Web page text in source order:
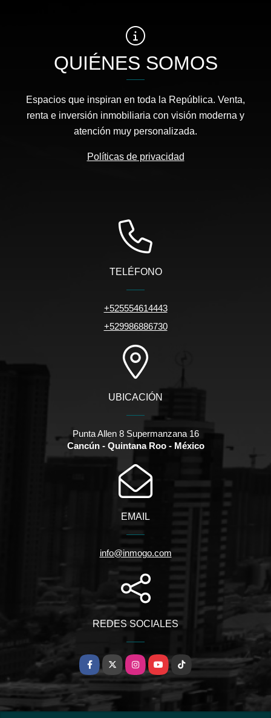
QUIÉNES SOMOS
Espacios que inspiran en toda la República. Venta,
renta e inversión inmobiliaria con visión moderna y
atención muy personalizada.
Políticas de privacidad
TELÉFONO
+525554614443
+529986886730
UBICACIÓN
Punta Allen 8 Supermanzana 16
Cancún - Quintana Roo - México
EMAIL
info@inmogo.com
REDES SOCIALES
Facebook
X InstagramYouTubeTikTok